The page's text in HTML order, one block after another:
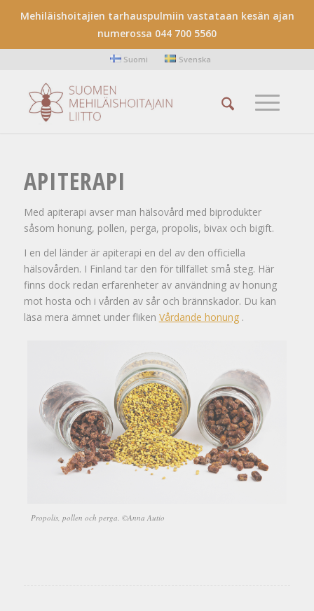
Mehiläishoitajien tarhauspulmiin vastataan kesän ajan
numerossa 044 700 5560
Suomi Svenska
APITERAPI
Med apiterapi avser man hälsovård med biprodukter
såsom honung, pollen, perga, propolis, bivax och bigift.
I en del länder är apiterapi en del av den officiella
hälsovården. I Finland tar den för tillfället små steg. Här
finns dock redan erfarenheter av användning av honung
mot hosta och i vården av sår och brännskador. Du kan
läsa mera ämnet under fliken Vårdande honung.
Propolis, pollen och perga. ©Anna Autio